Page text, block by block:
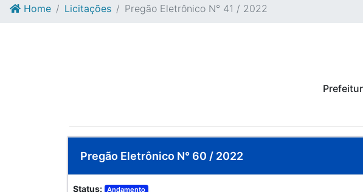
Home Licitações Pregão Eletrônico N° 41 / 2022
Pregão Eletrônico N° 60 / 2022
Status: Andamento